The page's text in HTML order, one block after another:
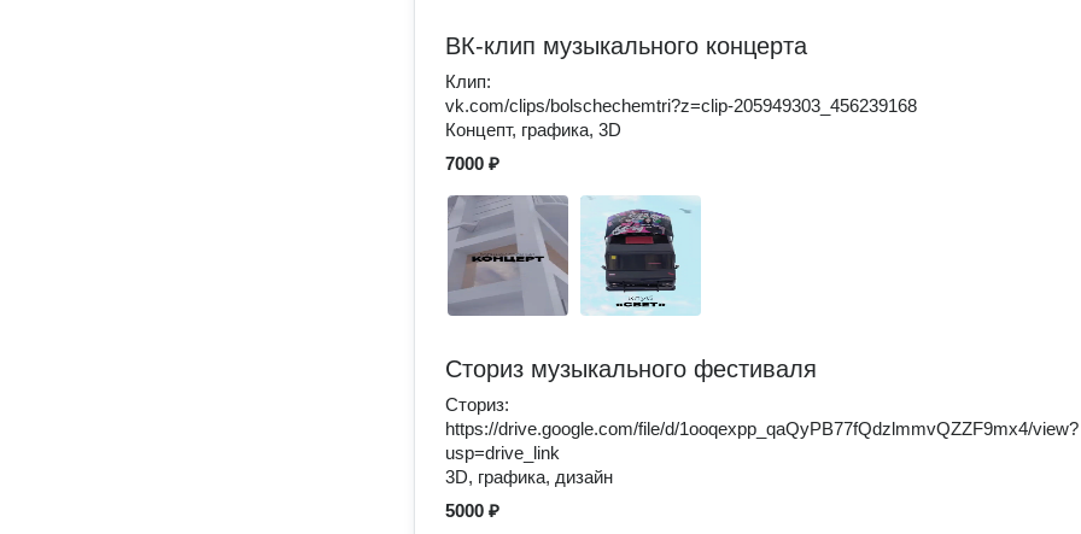
ВК-клип музыкального концерта
Клип:
vk.com/clips/bolschechemtri?z=clip-205949303_456239168
Концепт, графика, 3D
7000 ₽
Сториз музыкального фестиваля
Сториз:
https://drive.google.com/file/d/1ooqexpp_qaQyPB77fQdzlmmvQZZF9mx4/view?
usp=drive_link
3D, графика, дизайн
5000 ₽